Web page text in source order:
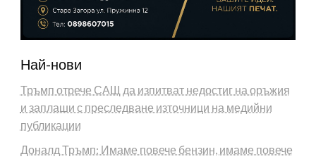
Най-нови
Тръмп отрече САЩ да изпитват недостиг на оръжия
и заплаши с преследване източници на медийни
публикации
Доналд Тръмп: Имаме повече бензин, имаме повече